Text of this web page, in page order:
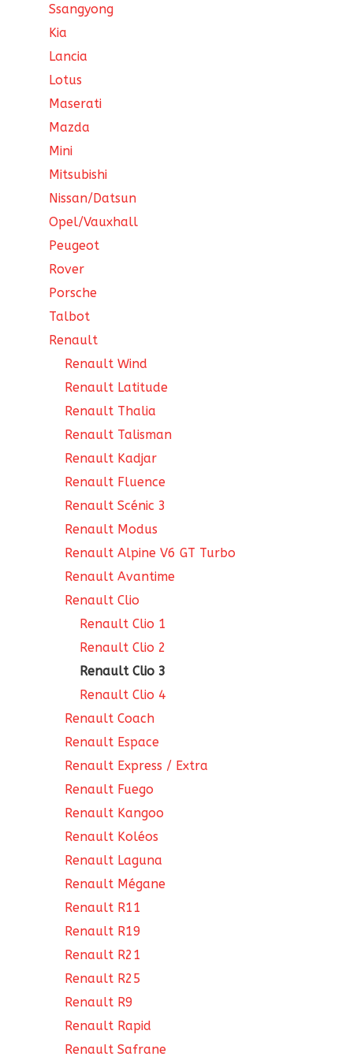
Ssangyong
Kia
Lancia
Lotus
Maserati
Mazda
Mini
Mitsubishi
Nissan/Datsun
Opel/Vauxhall
Peugeot
Rover
Porsche
Talbot
Renault
Renault Wind
Renault Latitude
Renault Thalia
Renault Talisman
Renault Kadjar
Renault Fluence
Renault Scénic 3
Renault Modus
Renault Alpine V6 GT Turbo
Renault Avantime
Renault Clio
Renault Clio 1
Renault Clio 2
Renault Clio 3
Renault Clio 4
Renault Coach
Renault Espace
Renault Express / Extra
Renault Fuego
Renault Kangoo
Renault Koléos
Renault Laguna
Renault Mégane
Renault R11
Renault R19
Renault R21
Renault R25
Renault R9
Renault Rapid
Renault Safrane